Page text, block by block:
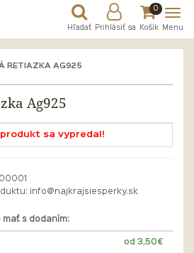
Hľadať Prihlásiť sa
0
Košík Menu
RETIAZKA AG925
Ag925
sa vypredal!
info@najkrajsiesperky.sk
mať s dodaním:
od 3,50€